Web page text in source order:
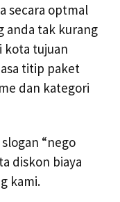
secara optmal
anda tak kurang
kota tujuan
titip paket
dan kategori
“nego
diskon biaya
kami.